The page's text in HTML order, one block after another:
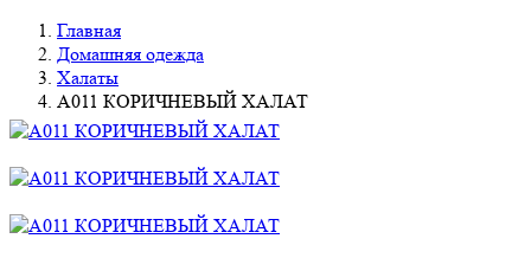
Главная
Домашняя одежда
Халаты
A011 КОРИЧНЕВЫЙ ХАЛАТ